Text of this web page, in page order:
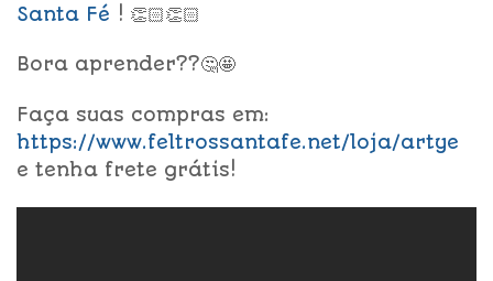
Santa Fé ! 👏🏻👏🏻
Bora aprender??🤔🤩
Faça suas compras em:
https://www.feltrossantafe.net/loja/artye
e tenha frete grátis!